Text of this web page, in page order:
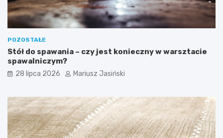
POZOSTAŁE
Stół do spawania – czy jest konieczny w warsztacie
spawalniczym?
28 lipca 2026 Mariusz Jasiński